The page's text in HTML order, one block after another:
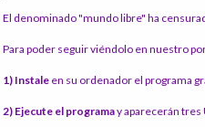
El denominado "mundo libre" ha
Para poder seguir viéndolo en nuestro
1) Instale en su ordenador el programa
2) Ejecute el programay aparecerán tres